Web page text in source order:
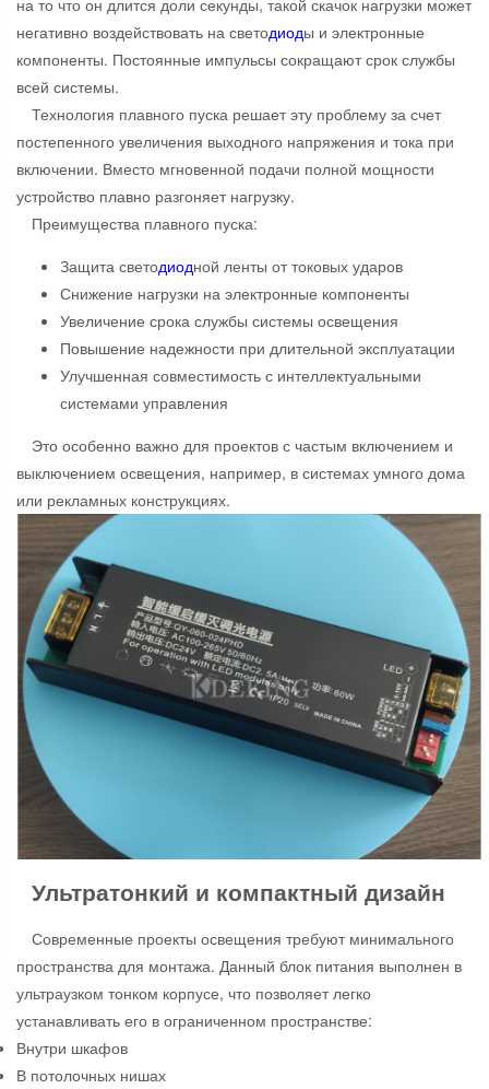
негативно воздействовать на светодиоды и электронные
компоненты. Постоянные импульсы сокращают срок службы
всей системы.
Технология плавного пуска решает эту проблему за счет
постепенного увеличения выходного напряжения и тока при
включении. Вместо мгновенной подачи полной мощности
устройство плавно разгоняет нагрузку.
Преимущества плавного пуска:
Защита светодиодной ленты от токовых ударов
Снижение нагрузки на электронные компоненты
Увеличение срока службы системы освещения
Повышение надежности при длительной эксплуатации
Улучшенная совместимость с интеллектуальными
системами управления
Это особенно важно для проектов с частым включением и
выключением освещения, например, в системах умного дома
или рекламных конструкциях.
Ультратонкий и компактный дизайн
Современные проекты освещения требуют минимального
пространства для монтажа. Данный блок питания выполнен в
ультраузком тонком корпусе, что позволяет легко
устанавливать его в ограниченном пространстве:
Внутри шкафов
В потолочных нишах